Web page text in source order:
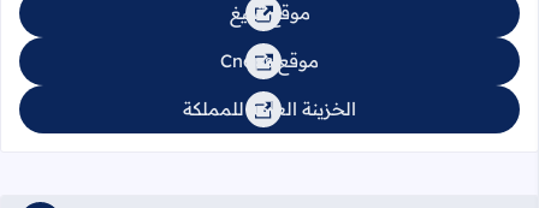
موقع تبليغ
موقع Cnops
الخزينة العامة للمملكة